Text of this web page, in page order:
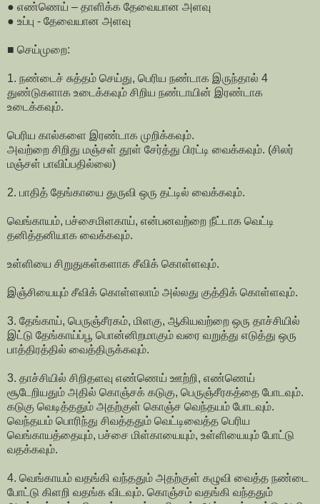
● எண்ணெய் – தாளிக்க தேவையான அளவு
● உப்பு - தேவையான அளவு
■ செய்முறை:
1. நண்டைச் சுத்தம் செய்து, பெரிய நண்டாக இருந்தால் 4
துண்டுகளாக உடைக்கவும் சிறிய நண்டாயின் இரண்டாக
உடைக்கவும்.
பெரிய கால்களை இரண்டாக முறிக்கவும்.
அவற்றை சிறிது மஞ்சள் தூள் சேர்த்து பிரட்டி வைக்கவும். (சிலர்
மஞ்சள் பாவிப்பதில்லை)
2. பாதித் தேங்காயை துருவி ஒரு தட்டில் வைக்கவும்.
வெங்காயம், பச்சைமிளகாய், என்பனவற்றை நீட்டாக வெட்டி
தனித்தனியாக வைக்கவும்.
உள்ளியை சிறுதுகள்களாக சீவிக் கொள்ளவும்.
இஞ்சியையும் சீவிக் கொள்ளலாம் அல்லது குத்திக் கொள்ளவும்.
3. தேங்காய், பெருஞ்சீரகம், மிளகு, ஆகியவற்றை ஒரு தாச்சியில்
இட்டு தேங்காய்ப்பூ பொன்னிறமாகும் வரை வறுத்து எடுத்து ஒரு
பாத்திரத்தில் வைத்திருக்கவும்.
3. தாச்சியில் சிறிதளவு எண்ணெய் ஊற்றி, எண்ணெய்
சூடேறியதும் அதில் கொஞ்சக் கடுகு, பெருஞ்சீரகத்தை போடவும்.
கடுகு வெடித்ததும் அதற்குள் கொஞ்ச வெந்தயம் போடவும்.
வெந்தயம் பொரிந்து சிவத்ததும் வெட்டிவைத்த பெரிய
வெங்காயத்தையும், பச்சை மிள்காயையும், உள்ளியையும் போட்டு
வதக்கவும்.
4. வெங்காயம் வதங்கி வந்ததும் அதற்குள் கழுவி வைத்த நண்டை
போட்டு கிளறி வதங்க விடவும். கொஞ்சம் வதங்கி வந்ததும்